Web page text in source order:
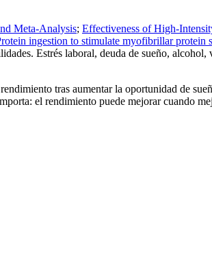
Meta-Analysis; Effectiveness of High-
ingestion to stimulate myofibrillar protein
Estrés laboral, deuda de sueño,
tras aumentar la oportunidad de
el rendimiento puede mejorar cuando